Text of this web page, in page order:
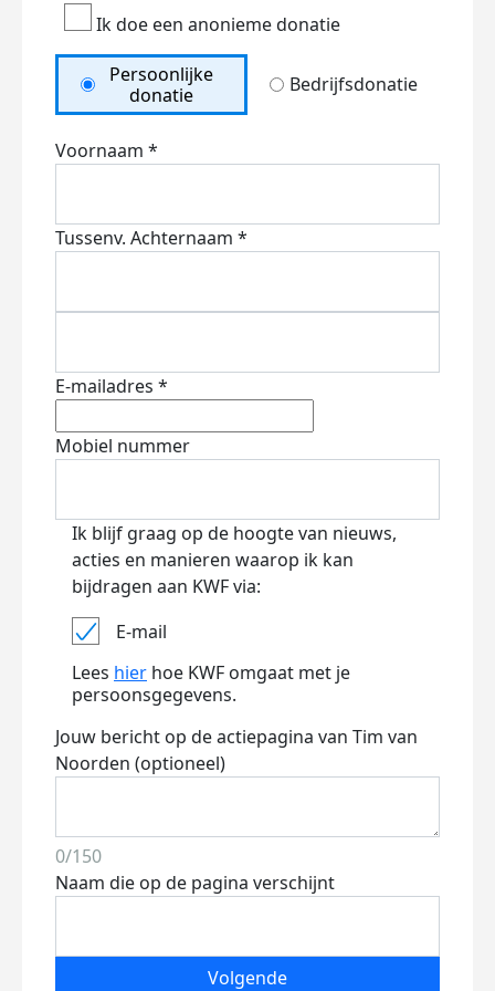
Ik doe een anonieme donatie
Persoonlijke
donatie
Bedrijfsdonatie
Voornaam *
Tussenv. Achternaam *
E-mailadres *
Mobiel nummer
Ik blijf graag op de hoogte van nieuws,
acties en manieren waarop ik kan
bijdragen aan KWF via:
E-mail
Lees hier hoe KWF omgaat met je
persoonsgegevens.
Jouw bericht op de actiepagina van Tim van
Noorden (optioneel)
0/150
Naam die op de pagina verschijnt
Volgende